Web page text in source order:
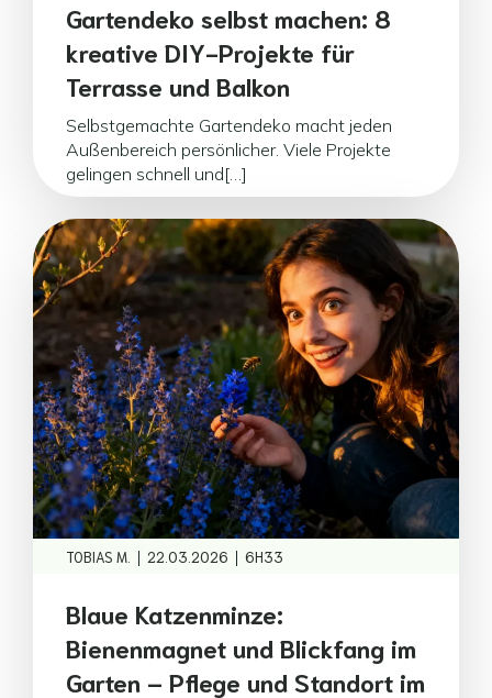
Gartendeko selbst machen: 8
kreative DIY-Projekte für
Terrasse und Balkon
Selbstgemachte Gartendeko macht jeden
Außenbereich persönlicher. Viele Projekte
gelingen schnell und[…]
TOBIAS M. | 22.03.2026 | 6H33
Blaue Katzenminze:
Bienenmagnet und Blickfang im
Garten – Pflege und Standort im